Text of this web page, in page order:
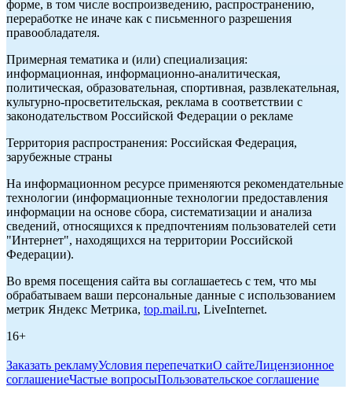
форме, в том числе воспроизведению, распространению,
переработке не иначе как с письменного разрешения
правообладателя.
Примерная тематика и (или) специализация:
информационная, информационно-аналитическая,
политическая, образовательная, спортивная, развлекательная,
культурно-просветительская, реклама в соответствии с
законодательством Российской Федерации о рекламе
Территория распространения: Российская Федерация,
зарубежные страны
На информационном ресурсе применяются рекомендательные
технологии (информационные технологии предоставления
информации на основе сбора, систематизации и анализа
сведений, относящихся к предпочтениям пользователей сети
"Интернет", находящихся на территории Российской
Федерации).
Во время посещения сайта вы соглашаетесь с тем, что мы
обрабатываем ваши персональные данные с использованием
метрик Яндекс Метрика, top.mail.ru, LiveInternet.
16+
Заказать рекламуУсловия перепечаткиО сайтеЛицензионное
соглашениеЧастые вопросыПользовательское соглашение